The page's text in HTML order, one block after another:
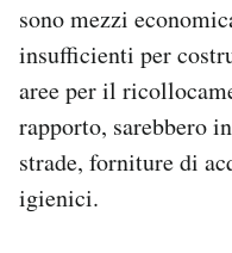
sono mezzi
insufficienti per
aree per il
rapporto, sarebbero
strade, forniture di
igienici.